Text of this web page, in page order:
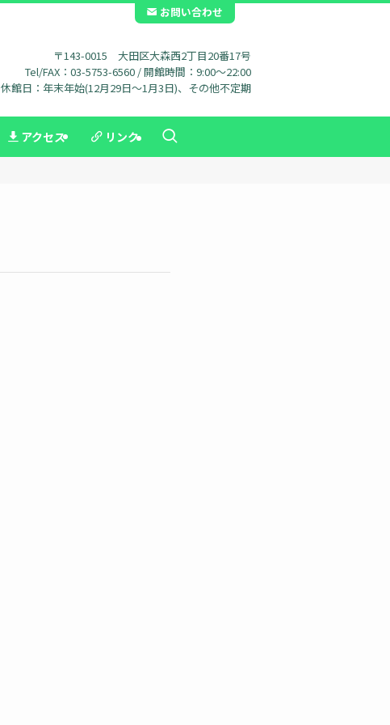
アクセス リンク
お問い合わせ
〒143-0015 大田区大森西2丁目20番17号
Tel/FAX：03-5753-6560 / 開館時間：9:00～22:00
休館日：年末年始(12月29日～1月3日)、その他不定期